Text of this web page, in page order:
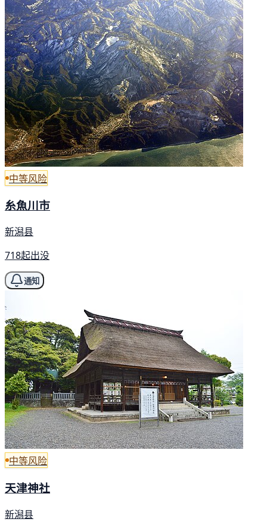
中等风险
糸魚川市
新潟县
718起出没
通知
中等风险
天津神社
新潟县